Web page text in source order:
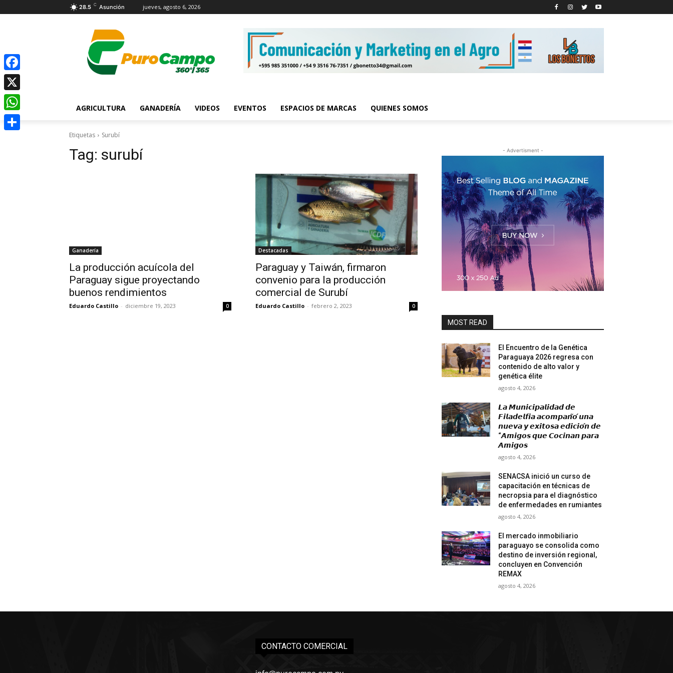
28.5 C Asunción jueves, agosto 6, 2026
AGRICULTURA GANADERÍA VIDEOS EVENTOS ESPACIOS DE MARCAS QUIENES SOMOS
Etiquetas Surubí
Tag: surubí
Ganadería
La producción acuícola del
Paraguay sigue proyectando
buenos rendimientos
Eduardo Castillo - diciembre 19, 2023 0
Destacadas
Paraguay y Taiwán, firmaron
convenio para la producción
comercial de Surubí
Eduardo Castillo - febrero 2, 2023 0
- Advertisment -
MOST READ
El Encuentro de la Genética
Paraguaya 2026 regresa con
contenido de alto valor y
genética élite
agosto 4, 2026
𝙇𝙖 𝙈𝙪𝙣𝙞𝙘𝙞𝙥𝙖𝙡𝙞𝙙𝙖𝙙 𝙙𝙚
𝙁𝙞𝙡𝙖𝙙𝙚𝙡𝙛𝙞𝙖 𝙖𝙘𝙤𝙢𝙥𝙖𝙣̃𝙤́ 𝙪𝙣𝙖
𝙣𝙪𝙚𝙫𝙖 𝙮 𝙚𝙭𝙞𝙩𝙤𝙨𝙖 𝙚𝙙𝙞𝙘𝙞𝙤́𝙣 𝙙𝙚
“𝘼𝙢𝙞𝙜𝙤𝙨 𝙦𝙪𝙚 𝘾𝙤𝙘𝙞𝙣𝙖𝙣 𝙥𝙖𝙧𝙖
𝘼𝙢𝙞𝙜𝙤𝙨
agosto 4, 2026
SENACSA inició un curso de
capacitación en técnicas de
necropsia para el diagnóstico
de enfermedades en rumiantes
agosto 4, 2026
El mercado inmobiliario
paraguayo se consolida como
destino de inversión regional,
concluyen en Convención
REMAX
agosto 4, 2026
CONTACTO COMERCIAL
Facebook
X
WhatsApp